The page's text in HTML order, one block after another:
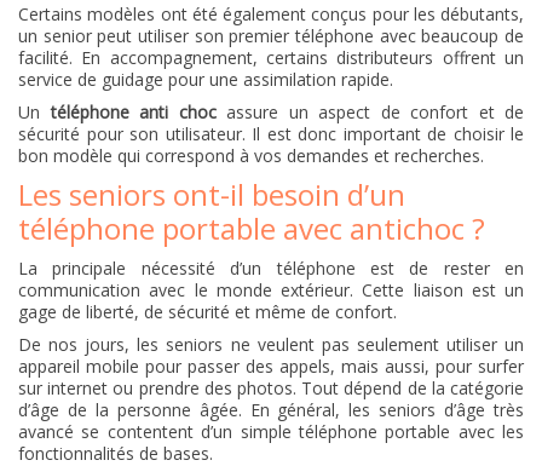
Certains modèles ont été également conçus pour les débutants,
un senior peut utiliser son premier téléphone avec beaucoup de
facilité. En accompagnement, certains distributeurs offrent un
service de guidage pour une assimilation rapide.
Untéléphone anti chocassure un aspect de confort et de
sécurité pour son utilisateur. Il est donc important de choisir le
bon modèle qui correspond à vos demandes et recherches.
Les seniors ont-il besoin d’un
téléphone portable avec antichoc ?
La principale nécessité d’un téléphone est de rester en
communication avec le monde extérieur. Cette liaison est un
gage de liberté, de sécurité et même de confort.
De nos jours, les seniors ne veulent pas seulement utiliser un
appareil mobile pour passer des appels, mais aussi, pour surfer
sur internet ou prendre des photos. Tout dépend de la catégorie
d’âge de la personne âgée. En général, les seniors d’âge très
avancé se contentent d’un simple téléphone portable avec les
fonctionnalités de bases.